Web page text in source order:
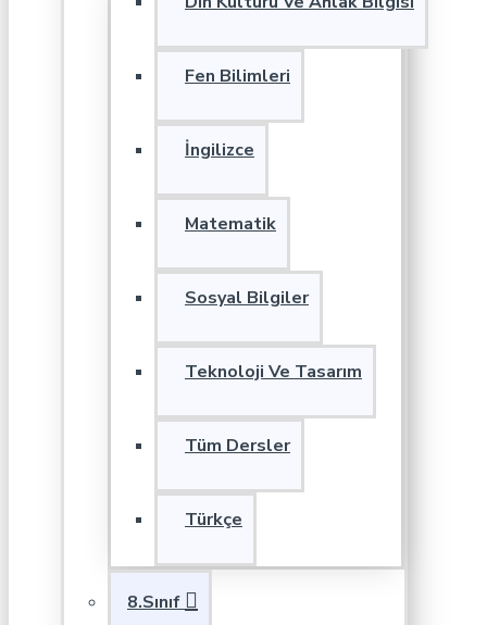
Fen Bilimleri
İngilizce
Matematik
Sosyal Bilgiler
Teknoloji Ve Tasarım
Tüm Dersler
Türkçe
8.Sınıf